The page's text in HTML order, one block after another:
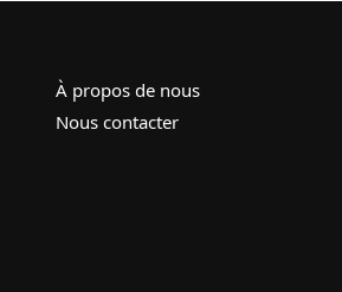
À propos de nous
Nous contacter